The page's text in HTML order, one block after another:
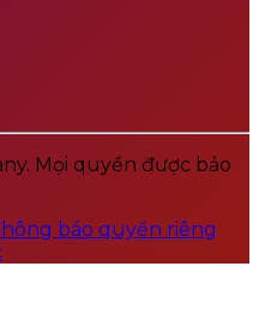
Mọi quyền được bảo
báo quyền riêng